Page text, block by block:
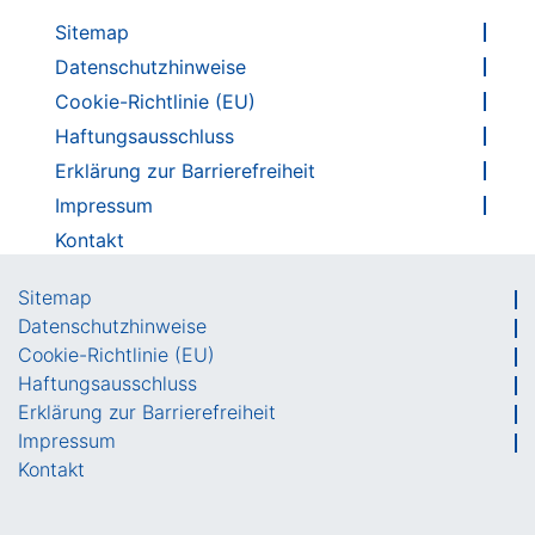
Sitemap
Datenschutzhinweise
Cookie-Richtlinie (EU)
Haftungsausschluss
Erklärung zur Barrierefreiheit
Impressum
Kontakt
Sitemap
Datenschutzhinweise
Cookie-Richtlinie (EU)
Haftungsausschluss
Erklärung zur Barrierefreiheit
Impressum
Kontakt